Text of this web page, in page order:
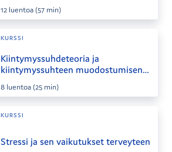
12 luentoa(57 min)
KURSSI
Kiintymyssuhdeteoria ja
kiintymyssuhteen muodostumisen
8 luentoa(25 min)
KURSSI
Stressi ja sen vaikutukset terveyteen